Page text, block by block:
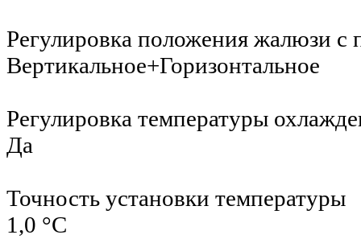
Регулировка положения жалюзи с
Вертикальное+Горизонтальное
Регулировка температуры
Да
Точность установки температуры
1,0 °С